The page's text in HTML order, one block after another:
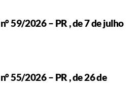
59/2026 – PR , de 7 de julho
55/2026 – PR , de 26 de